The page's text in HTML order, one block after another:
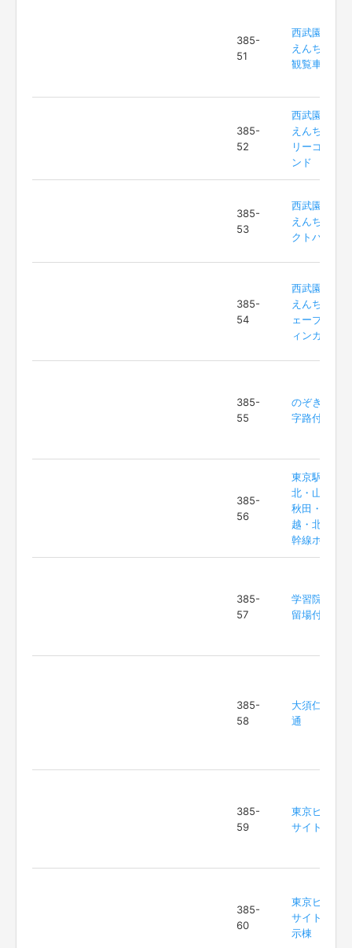
385-
51
西武園ゆう
えんち 大
観覧車
385-
52
西武園ゆう
えんち メ
リーゴーラ
ンド
385-
53
西武園ゆう
えんち オ
クトパス
385-
54
西武園ゆう
えんち ウ
ェーブスウ
ィンガー
385-
55
のぞき坂Ｔ
字路付近
385-
56
東京駅東
北・山形・
秋田・上
越・北陸新
幹線ホーム
385-
57
学習院下停
留場付近
385-
58
大須仁王門
通
385-
59
東京ビッグ
サイト
385-
60
東京ビッグ
サイト東展
示棟